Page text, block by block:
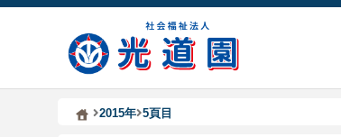
Kodoen | Breadcrumbs list
社会福祉法人 光道園
2015年 5頁目